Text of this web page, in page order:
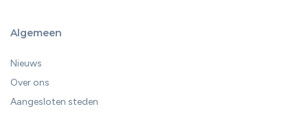
Algemeen
Nieuws
Over ons
Aangesloten steden